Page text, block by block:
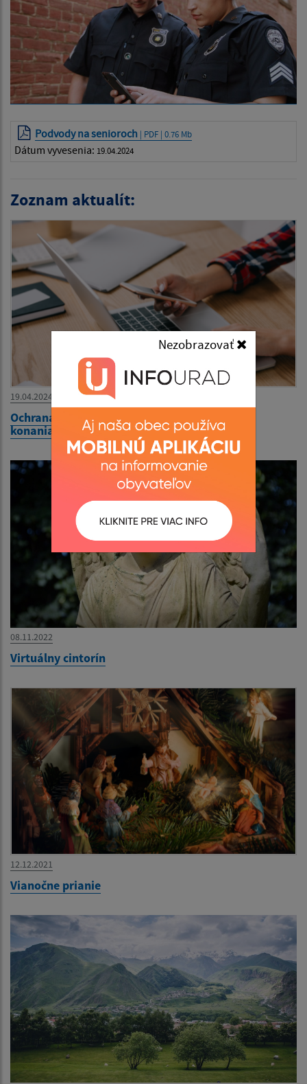
Nezobrazovať
Podvody na senioroch | PDF | 0.76 Mb
Dátum vyvesenia: 19.04.2024
Zoznam aktualít:
19.04.2024
Ochrana seniorov pred možnými podvodnými
konaniami
08.11.2022
Virtuálny cintorín
12.12.2021
Vianočne prianie